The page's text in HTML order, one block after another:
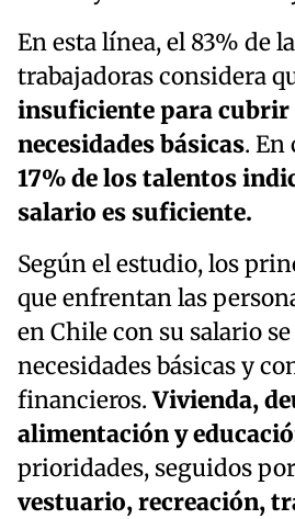
En esta línea, el 83% de
trabajadoras considera
insuficiente para cubrir
necesidades básicas. En
17% de los talentos
salario es suficiente.
Según el estudio, los
que enfrentan las
en Chile con su salario
necesidades básicas y
financieros.Vivienda,
alimentación y
prioridades, seguidos
vestuario, recreación,